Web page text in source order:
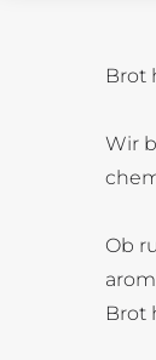
Brot
Wir
Ob
Brot